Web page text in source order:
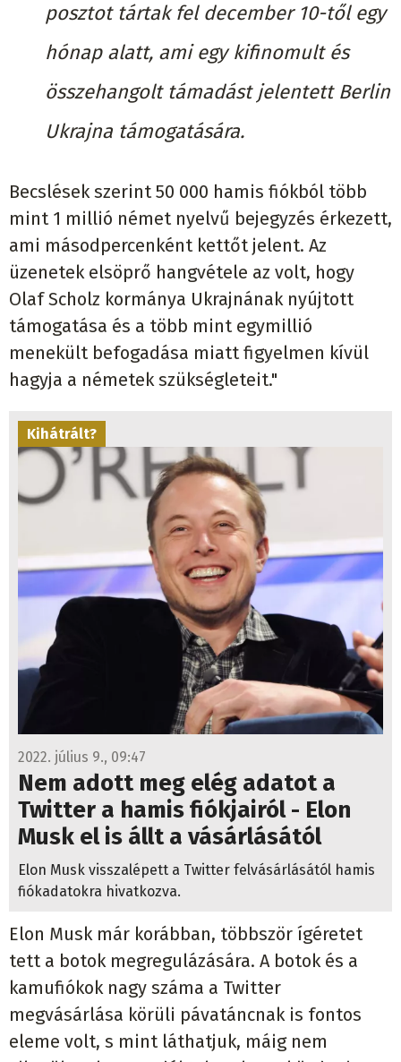
posztot tártak fel december 10-től egy
hónap alatt, ami egy kifinomult és
összehangolt támadást jelentett Berlin
Ukrajna támogatására.
Becslések szerint 50 000 hamis fiókból több
mint 1 millió német nyelvű bejegyzés érkezett,
ami másodpercenként kettőt jelent. Az
üzenetek elsöprő hangvétele az volt, hogy
Olaf Scholz kormánya Ukrajnának nyújtott
támogatása és a több mint egymillió
menekült befogadása miatt figyelmen kívül
hagyja a németek szükségleteit."
Kihátrált?
2022. július 9., 09:47
Nem adott meg elég adatot a
Twitter a hamis fiókjairól - Elon
Musk el is állt a vásárlásától
Elon Musk visszalépett a Twitter felvásárlásától hamis
fiókadatokra hivatkozva.
Elon Musk már korábban, többször ígéretet
tett a botok megregulázására. A botok és a
kamufiókok nagy száma a Twitter
megvásárlása körüli pávatáncnak is fontos
eleme volt, s mint láthatjuk, máig nem